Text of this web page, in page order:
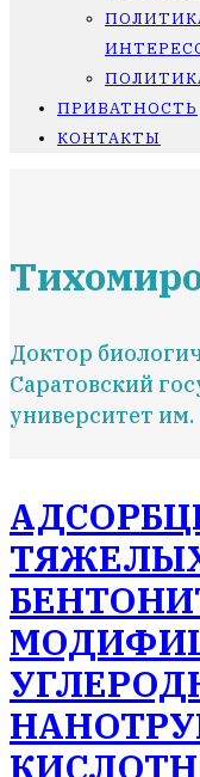
ПРИВАТНОСТЬ
КОНТАКТЫ
Доктор
Саратовский
университет